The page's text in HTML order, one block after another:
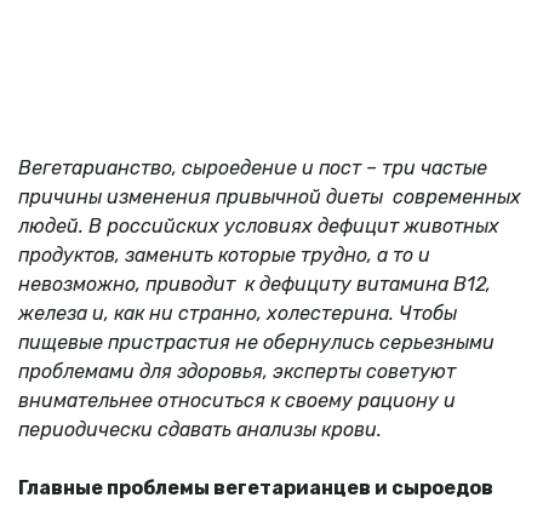
Вегетарианство, сыроедение и пост – три частые
причины изменения привычной диеты современных
людей. В российских условиях дефицит животных
продуктов, заменить которые трудно, а то и
невозможно, приводит к дефициту витамина В12,
железа и, как ни странно, холестерина. Чтобы
пищевые пристрастия не обернулись серьезными
проблемами для здоровья, эксперты советуют
внимательнее относиться к своему рациону и
периодически сдавать анализы крови.
Главные проблемы вегетарианцев и сыроедов